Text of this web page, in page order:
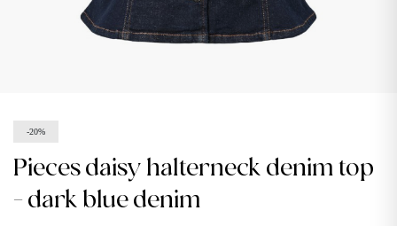
-20%
pieces daisy halterneck denim top
- dark blue denim